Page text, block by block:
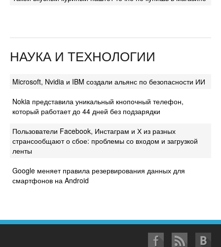
НАУКА И ТЕХНОЛОГИИ
Microsoft, Nvidia и IBM создали альянс по безопасности ИИ
Nokia представила уникальный кнопочный телефон,
который работает до 44 дней без подзарядки
Пользователи Facebook, Инстаграм и Х из разных
странсообщают о сбое: проблемы со входом и загрузкой
ленты
Google меняет правила резервирования данных для
смартфонов на Android